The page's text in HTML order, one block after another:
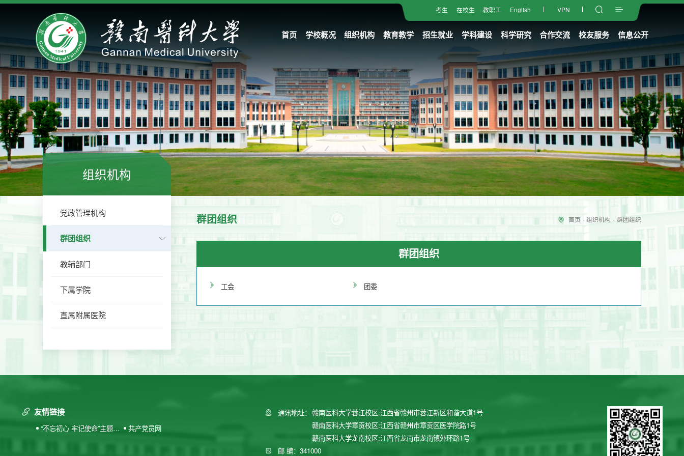
考生 在校生 教职工 English VPN
首页 学校概况 组织机构 教育教学 招生就业 学科建设 科学研究 合作交流 校友服务 信息公开
组织机构
党政管理机构
群团组织
教辅部门
下属学院
直属附属医院
群团组织 首页 - 组织机构 - 群团组织
群团组织
工会 团委
友情链接
“不忘初心 牢记使命”主题教
共产党员网
通讯地址： 赣南医科大学蓉江校区:江西省赣州市蓉江新区和谐大道1号
赣南医科大学章贡校区:江西省赣州市章贡区医学院路1号
赣南医科大学龙南校区:江西省龙南市龙南镇外环路1号
邮 编：341000